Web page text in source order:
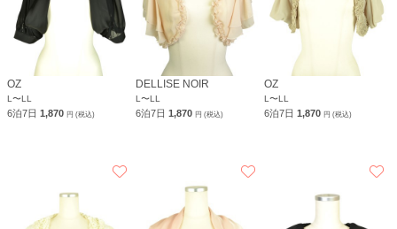
OZ
L〜LL
6泊7日 1,870 円 (税込)
DELLISE NOIR
L〜LL
6泊7日1,870円 (税込)
OZ
L〜LL
6泊7日1,870円 (税込)